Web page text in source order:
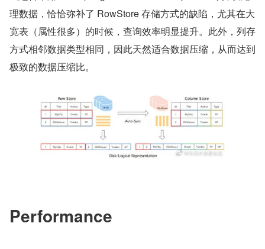
理数据，恰恰弥补了 RowStore 存储方式的缺陷，尤其在大
宽表（属性很多）的时候，查询效率明显提升。此外，列存
方式相邻数据类型相同，因此天然适合数据压缩，从而达到
极致的数据压缩比。
​Performance